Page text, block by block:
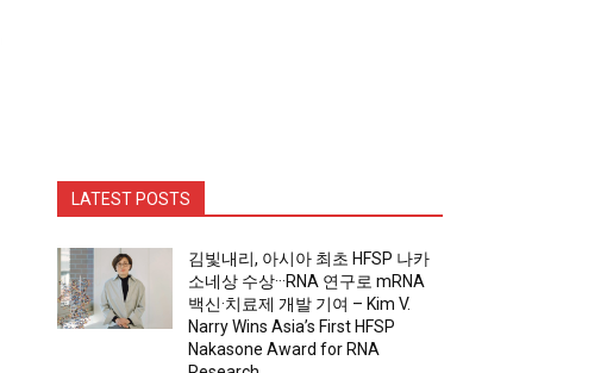
LATEST POSTS
김빛내리, 아시아 최초 HFSP 나카
소네상 수상···RNA 연구로 mRNA
백신·치료제 개발 기여 – Kim V.
Narry Wins Asia’s First HFSP
Nakasone Award for RNA